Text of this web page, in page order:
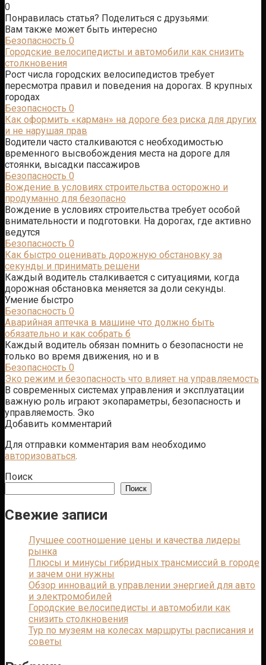
0
Понравилась статья? Поделиться с друзьями:
Вам также может быть интересно
Безопасность 0
Городские велосипедисты и автомобили как снизить
столкновения
Рост числа городских велосипедистов требует
пересмотра правил и поведения на дорогах. В крупных
городах
Безопасность 0
Как оформить «карман» на дороге без риска для других
и не нарушая прав
Водители часто сталкиваются с необходимостью
временного высвобождения места на дороге для
стоянки, высадки пассажиров
Безопасность 0
Вождение в условиях строительства осторожно и
продуманно для безопасно
Вождение в условиях строительства требует особой
внимательности и подготовки. На дорогах, где активно
ведутся
Безопасность 0
Как быстро оценивать дорожную обстановку за
секунды и принимать решени
Каждый водитель сталкивается с ситуациями, когда
дорожная обстановка меняется за доли секунды.
Умение быстро
Безопасность 0
Аварийная аптечка в машине что должно быть
обязательно и как собрать б
Каждый водитель обязан помнить о безопасности не
только во время движения, но и в
Безопасность 0
Эко режим и безопасность что влияет на управляемость
В современных системах управления и эксплуатации
важную роль играют экопараметры, безопасность и
управляемость. Эко
Добавить комментарий
Для отправки комментария вам необходимо
авторизоваться.
Поиск
Поиск
Свежие записи
Лучшее соотношение цены и качества лидеры
рынка
Плюсы и минусы гибридных трансмиссий в городе
и зачем они нужны
Обзор инноваций в управлении энергией для авто
и электромобилей
Городские велосипедисты и автомобили как
снизить столкновения
Тур по музеям на колесах маршруты расписания и
советы